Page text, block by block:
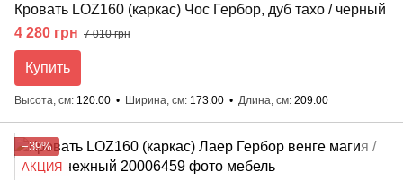
Кровать LOZ160 (каркас) Чос Гербор, дуб тахо / черный
4 280 грн 7 010 грн
Купить
Высота, см 120.00 Ширина, см 173.00 Длина, см 209.00
−39%
АКЦИЯ